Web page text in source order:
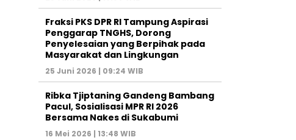
‎Fraksi PKS DPR RI Tampung Aspirasi
Penggarap TNGHS, Dorong
Penyelesaian yang Berpihak pada
Masyarakat dan Lingkungan‎
25 Juni 2026 | 09:24 WIB
Ribka Tjiptaning Gandeng Bambang
Pacul, Sosialisasi MPR RI 2026
Bersama Nakes di Sukabumi
16 Mei 2026 | 13:48 WIB